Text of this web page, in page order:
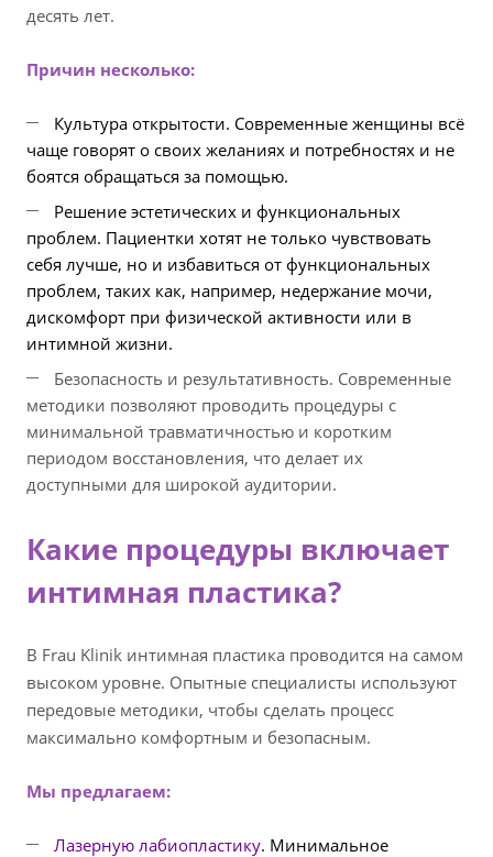
десять лет.
Причин несколько:
Культура открытости. Современные женщины всё
чаще говорят о своих желаниях и потребностях и не
боятся обращаться за помощью.
Решение эстетических и функциональных
проблем. Пациентки хотят не только чувствовать
себя лучше, но и избавиться от функциональных
проблем, таких как, например, недержание мочи,
дискомфорт при физической активности или в
интимной жизни.
Безопасность и результативность. Современные
методики позволяют проводить процедуры с
минимальной травматичностью и коротким
периодом восстановления, что делает их
доступными для широкой аудитории.
Какие процедуры включает
интимная пластика?
В Frau Klinik интимная пластика проводится на самом
высоком уровне. Опытные специалисты используют
передовые методики, чтобы сделать процесс
максимально комфортным и безопасным.
Мы предлагаем:
Лазерную лабиопластику. Минимальное